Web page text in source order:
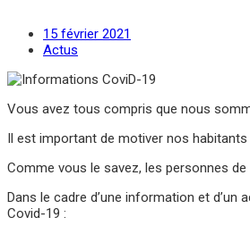
15 février 2021
Actus
Vous avez tous compris que nous
Il est important de motiver nos
Comme vous le savez, les personnes
Dans le cadre d’une information et
Covid-19 :